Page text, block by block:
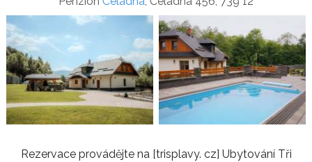
Rezervace provádějte na [trisplavy. cz] Ubytování Tři